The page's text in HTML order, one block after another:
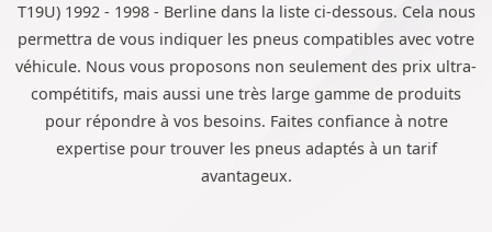
T19U) 1992 - 1998 - Berline dans la liste ci-dessous. Cela nous
permettra de vous indiquer les pneus compatibles avec votre
véhicule. Nous vous proposons non seulement des prix ultra-
compétitifs, mais aussi une très large gamme de produits
pour répondre à vos besoins. Faites confiance à notre
expertise pour trouver les pneus adaptés à un tarif
avantageux.